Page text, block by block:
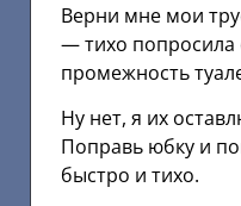
Верни мне мои
— тихо
промежность
Ну нет, я их
Поправь юбку и
быстро и тихо.